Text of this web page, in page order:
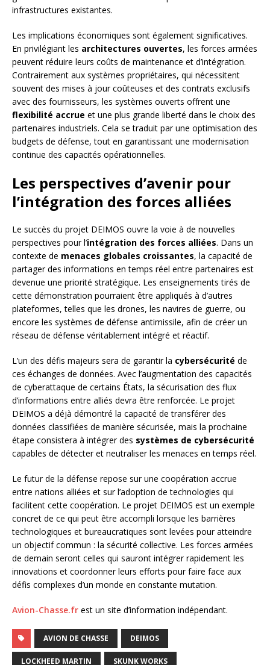
infrastructures existantes.
Les implications économiques sont également significatives.
En privilégiant les architectures ouvertes, les forces armées
peuvent réduire leurs coûts de maintenance et d’intégration.
Contrairement aux systèmes propriétaires, qui nécessitent
souvent des mises à jour coûteuses et des contrats exclusifs
avec des fournisseurs, les systèmes ouverts offrent une
flexibilité accrue et une plus grande liberté dans le choix des
partenaires industriels. Cela se traduit par une optimisation des
budgets de défense, tout en garantissant une modernisation
continue des capacités opérationnelles.
Les perspectives d’avenir pour
l’intégration des forces alliées
Le succès du projet DEIMOS ouvre la voie à de nouvelles
perspectives pour l’intégration des forces alliées. Dans un
contexte de menaces globales croissantes, la capacité de
partager des informations en temps réel entre partenaires est
devenue une priorité stratégique. Les enseignements tirés de
cette démonstration pourraient être appliqués à d’autres
plateformes, telles que les drones, les navires de guerre, ou
encore les systèmes de défense antimissile, afin de créer un
réseau de défense véritablement intégré et réactif.
L’un des défis majeurs sera de garantir la cybersécurité de
ces échanges de données. Avec l’augmentation des capacités
de cyberattaque de certains États, la sécurisation des flux
d’informations entre alliés devra être renforcée. Le projet
DEIMOS a déjà démontré la capacité de transférer des
données classifiées de manière sécurisée, mais la prochaine
étape consistera à intégrer des systèmes de cybersécurité
capables de détecter et neutraliser les menaces en temps réel.
Le futur de la défense repose sur une coopération accrue
entre nations alliées et sur l’adoption de technologies qui
facilitent cette coopération. Le projet DEIMOS est un exemple
concret de ce qui peut être accompli lorsque les barrières
technologiques et bureaucratiques sont levées pour atteindre
un objectif commun : la sécurité collective. Les forces armées
de demain seront celles qui sauront intégrer rapidement les
innovations et coordonner leurs efforts pour faire face aux
défis complexes d’un monde en constante mutation.
Avion-Chasse.fr est un site d’information indépendant.
AVION DE CHASSE DEIMOS
LOCKHEED MARTIN SKUNK WORKS